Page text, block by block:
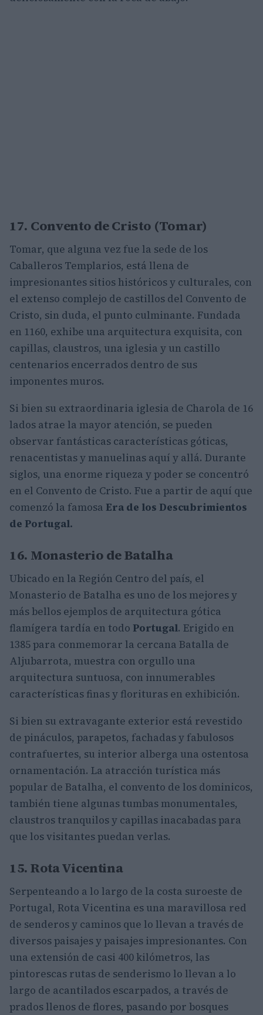
17. Convento de Cristo (Tomar)
Tomar, que alguna vez fue la sede de los
Caballeros Templarios, está llena de
impresionantes sitios históricos y culturales, con
el extenso complejo de castillos del Convento de
Cristo, sin duda, el punto culminante. Fundada
en 1160, exhibe una arquitectura exquisita, con
capillas, claustros, una iglesia y un castillo
centenarios encerrados dentro de sus
imponentes muros.
Si bien su extraordinaria iglesia de Charola de 16
lados atrae la mayor atención, se pueden
observar fantásticas características góticas,
renacentistas y manuelinas aquí y allá. Durante
siglos, una enorme riqueza y poder se concentró
en el Convento de Cristo. Fue a partir de aquí que
comenzó la famosa Era de los Descubrimientos
de Portugal.
16. Monasterio de Batalha
Ubicado en la Región Centro del país, el
Monasterio de Batalha es uno de los mejores y
más bellos ejemplos de arquitectura gótica
flamígera tardía en todo Portugal. Erigido en
1385 para conmemorar la cercana Batalla de
Aljubarrota, muestra con orgullo una
arquitectura suntuosa, con innumerables
características finas y florituras en exhibición.
Si bien su extravagante exterior está revestido
de pináculos, parapetos, fachadas y fabulosos
contrafuertes, su interior alberga una ostentosa
ornamentación. La atracción turística más
popular de Batalha, el convento de los dominicos,
también tiene algunas tumbas monumentales,
claustros tranquilos y capillas inacabadas para
que los visitantes puedan verlas.
15. Rota Vicentina
Serpenteando a lo largo de la costa suroeste de
Portugal, Rota Vicentina es una maravillosa red
de senderos y caminos que lo llevan a través de
diversos paisajes y paisajes impresionantes. Con
una extensión de casi 400 kilómetros, las
pintorescas rutas de senderismo lo llevan a lo
largo de acantilados escarpados, a través de
prados llenos de flores, pasando por bosques